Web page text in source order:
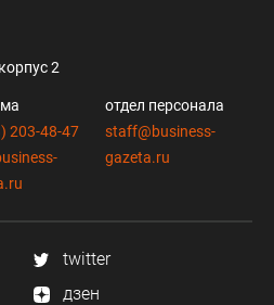
2
203-48-47
отдел персонала
staff@business-
gazeta.ru
twitter
дзен